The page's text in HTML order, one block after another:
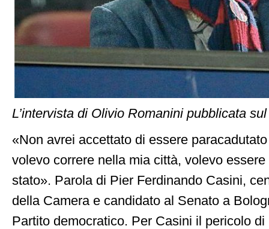
L’intervista di Olivio Romanini pubblicata
«Non avrei accettato di essere
volevo correre nella mia città, volevo
stato». Parola di Pier Ferdinando Casini,
della Camera e candidato al Senato a
Partito democratico. Per Casini il pericolo